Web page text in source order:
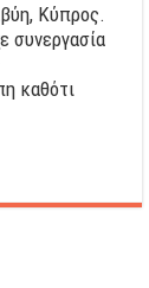
Κύπρος.
συνεργασία
καθότι